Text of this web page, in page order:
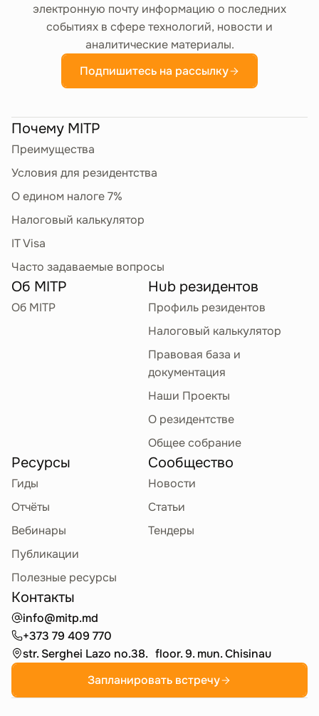
электронную почту информацию о последних
событиях в сфере технологий, новости и
аналитические материалы.
Подпишитесь на рассылку
Почему MITP
Преимущества
Условия для резидентства
О едином налоге 7%
Налоговый калькулятор
IT Visa
Часто задаваемые вопросы
Об MITP
Об MITP
Hub резидентов
Профиль резидентов
Налоговый калькулятор
Правовая база и
документация
Наши Проекты
О резидентстве
Общее собрание
Ресурсы
Гиды
Отчёты
Вебинары
Публикации
Полезные ресурсы
Сообщество
Новости
Статьи
Тендеры
Контакты
info@mitp.md
+373 79 409 770
str. Serghei Lazo no.38. floor. 9. mun. Chisinau
Запланировать встречу